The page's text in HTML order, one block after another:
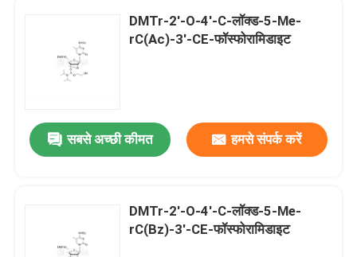
DMTr-2'-O-4'-C-लॉक्ड-5-Me-
rC(Ac)-3'-CE-फॉस्फोरामिडाइट
सबसे अच्छी कीमत हमसे संपर्क करें
DMTr-2'-O-4'-C-लॉक्ड-5-Me-
rC(Bz)-3'-CE-फॉस्फोरामिडाइट